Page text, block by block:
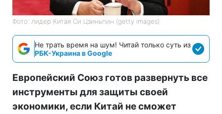
Фото: лидер Китая Си Цзиньпин (getty images)
Не трать время на шум! Читай только суть из
РБК-Украина в Google
Европейский Союз готов развернуть все
инструменты для защиты своей
экономики, если Китай не сможет